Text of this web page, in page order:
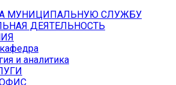
МУНИЦИПАЛЬНУЮ СЛУЖБУ
ДЕЯТЕЛЬНОСТЬ
и аналитика